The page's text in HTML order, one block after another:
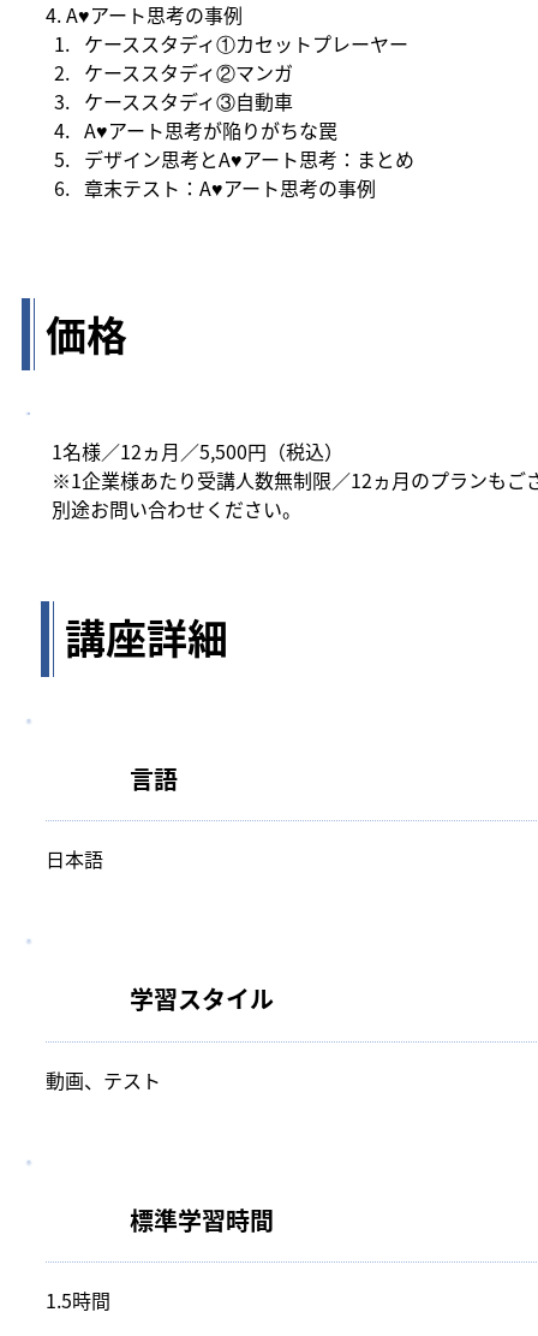
4. ​A♥アート思考の事例
​ケーススタディ①カセットプレーヤー
ケーススタディ②マンガ
ケーススタディ③自動車
A♥アート思考が陥りがちな罠
デザイン思考とA♥アート思考：まとめ
章末テスト：A♥アート思考の事例
価格
1名様／12ヵ月／5,500円（税込）
※1企業様あたり受講人数無制限／12ヵ月のプランもご
別途お問い合わせください。
講座詳細
言語
日本語
学習スタイル
動画、テスト
​標準学習時間
1.5時間